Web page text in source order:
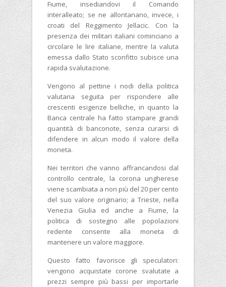
Fiume, insediandovi il Comando
interalleato; se ne allontanano, invece, i
croati del Reggimento Jellacic. Con la
presenza dei militari italiani cominciano a
circolare le lire italiane, mentre la valuta
emessa dallo Stato sconfitto subisce una
rapida svalutazione.
Vengono al pettine i nodi della politica
valutaria seguita per rispondere alle
crescenti esigenze belliche, in quanto la
Banca centrale ha fatto stampare grandi
quantità di banconote, senza curarsi di
difendere in alcun modo il valore della
moneta.
Nei territori che vanno affrancandosi dal
controllo centrale, la corona ungherese
viene scambiata a non più del 20 per cento
del suo valore originario; a Trieste, nella
Venezia Giulia ed anche a Fiume, la
politica di sostegno alle popolazioni
redente consente alla moneta di
mantenere un valore maggiore.
Questo fatto favorisce gli speculatori:
vengono acquistate corone svalutate a
prezzi sempre più bassi per importarle